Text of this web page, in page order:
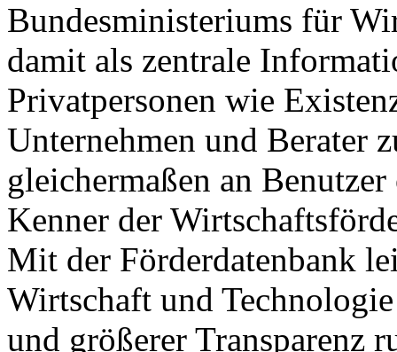
Bundesministeriums für
damit als zentrale
Privatpersonen wie
Unternehmen und Berater
gleichermaßen an
Kenner der
Mit der Förderdatenbank
Wirtschaft und
und größerer Transparenz